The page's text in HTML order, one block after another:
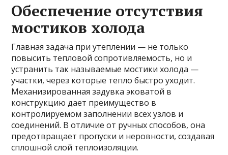
Обеспечение отсутствия
мостиков холода
Главная задача при утеплении — не только
повысить тепловой сопротивляемость, но и
устранить так называемые мостики холода —
участки, через которые тепло быстро уходит.
Механизированная задувка эковатой в
конструкцию дает преимущество в
контролируемом заполнении всех узлов и
соединений. В отличие от ручных способов, она
предотвращает пропуски и неровности, создавая
сплошной слой теплоизоляции.